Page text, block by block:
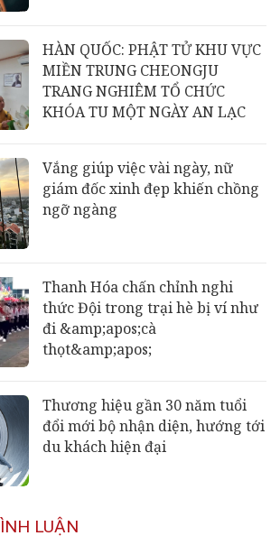
HÀN QUỐC: PHẬT TỬ KHU VỰC
MIỀN TRUNG CHEONGJU
TRANG NGHIÊM TỔ CHỨC
KHÓA TU MỘT NGÀY AN LẠC
Vắng giúp việc vài ngày, nữ
giám đốc xinh đẹp khiến chồng
ngỡ ngàng
Thanh Hóa chấn chỉnh nghi
thức Đội trong trại hè bị ví như
đi &amp;apos;cà
thọt&amp;apos;
Thương hiệu gần 30 năm tuổi
đổi mới bộ nhận diện, hướng tới
du khách hiện đại
LUẬN